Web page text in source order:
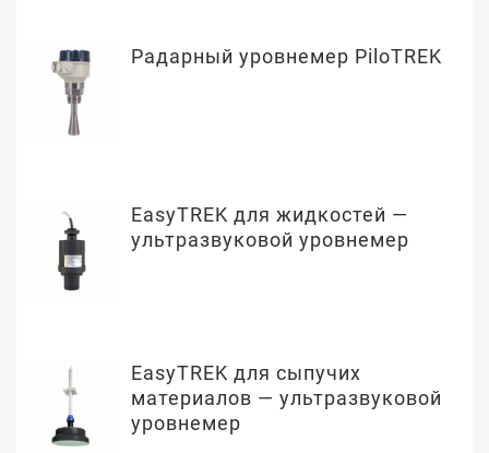
Радарный уровнемер PiloTREK
EasyTREK для жидкостей —
ультразвуковой уровнемер
EasyTREK для сыпучих
материалов — ультразвуковой
уровнемер